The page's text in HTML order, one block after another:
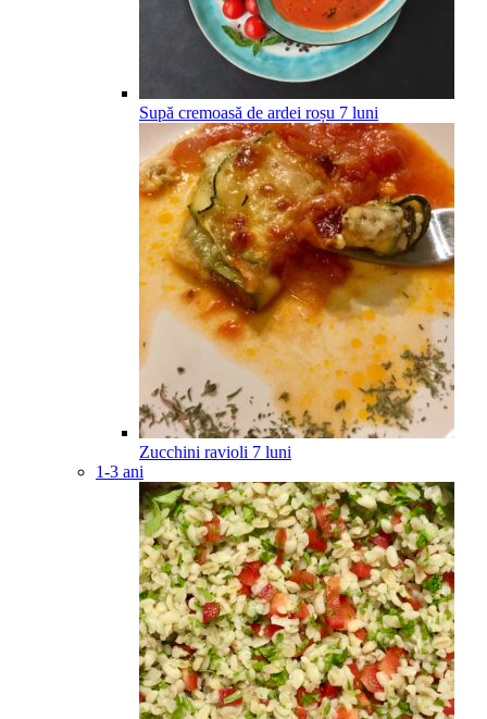
Supă cremoasă de ardei roșu 7 luni
Zucchini ravioli 7 luni
1-3 ani